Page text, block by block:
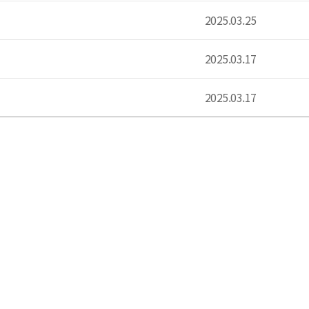
2025.03.25
2025.03.17
2025.03.17